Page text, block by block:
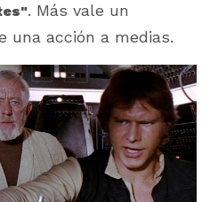
. Más vale un
una acción a medias.